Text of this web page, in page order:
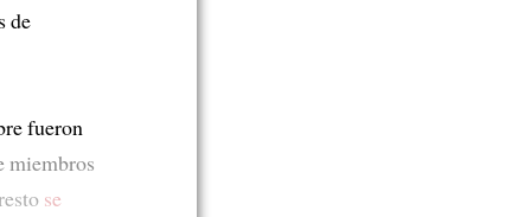
de
fueron
miembros
se